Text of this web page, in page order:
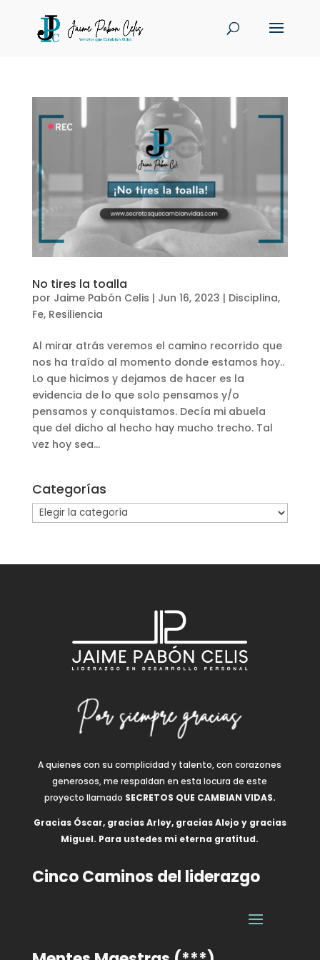
No tires la toalla
por Jaime Pabón Celis | Jun 16, 2023 | Disciplina,
Fe, Resiliencia
Al mirar atrás veremos el camino recorrido que
nos ha traído al momento donde estamos hoy..
Lo que hicimos y dejamos de hacer es la
evidencia de lo que solo pensamos y/o
pensamos y conquistamos. Decía mi abuela
que del dicho al hecho hay mucho trecho. Tal
vez hoy sea...
Categorías
Categorías
A quienes con su complicidad y talento, con corazones
generosos, me respaldan en esta locura de este
proyecto llamado SECRETOS QUE CAMBIAN VIDAS.
Gracias Óscar, gracias Arley, gracias Alejo y gracias
Miguel. Para ustedes mi eterna gratitud.
Cinco Caminos del liderazgo